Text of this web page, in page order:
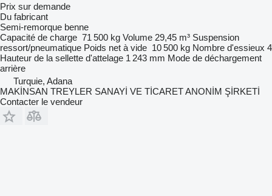
Prix sur demande
Du fabricant
Semi-remorque benne
Capacité de charge 71 500 kg Volume 29,45 m³ Suspension
ressort/pneumatique Poids net à vide 10 500 kg Nombre d'essieux 4
Hauteur de la sellette d'attelage 1 243 mm Mode de déchargement
arrière
Turquie, Adana
MAKİNSAN TREYLER SANAYİ VE TİCARET ANONİM ŞİRKETİ
Contacter le vendeur